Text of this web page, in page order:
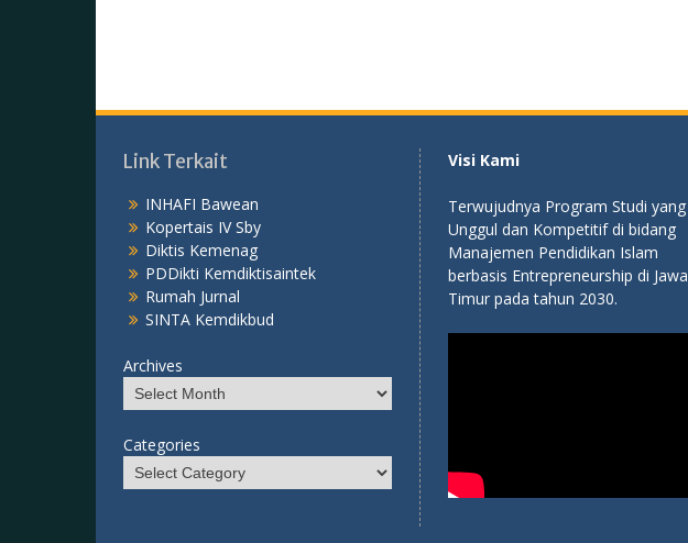
Link Terkait
INHAFI Bawean
Kopertais IV Sby
Diktis Kemenag
PDDikti Kemdiktisaintek
Rumah Jurnal
SINTA Kemdikbud
Archives
Categories
Visi Kami
Terwujudnya Program Studi yang
Unggul dan Kompetitif di bidang
Manajemen Pendidikan Islam
berbasis Entrepreneurship di Jawa
Timur pada tahun 2030.